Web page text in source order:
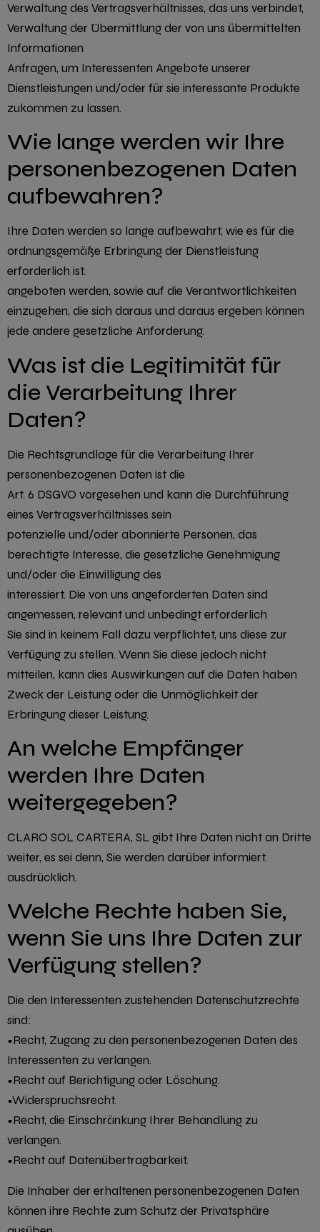
Verwaltung des Vertragsverhältnisses, das uns verbindet,
Verwaltung der Übermittlung der von uns übermittelten
Informationen
Anfragen, um Interessenten Angebote unserer
Dienstleistungen und/oder für sie interessante Produkte
zukommen zu lassen.
Wie lange werden wir Ihre
personenbezogenen Daten
aufbewahren?
Ihre Daten werden so lange aufbewahrt, wie es für die
ordnungsgemäße Erbringung der Dienstleistung
erforderlich ist.
angeboten werden, sowie auf die Verantwortlichkeiten
einzugehen, die sich daraus und daraus ergeben können
jede andere gesetzliche Anforderung.
Was ist die Legitimität für
die Verarbeitung Ihrer
Daten?
Die Rechtsgrundlage für die Verarbeitung Ihrer
personenbezogenen Daten ist die
Art. 6 DSGVO vorgesehen und kann die Durchführung
eines Vertragsverhältnisses sein
potenzielle und/oder abonnierte Personen, das
berechtigte Interesse, die gesetzliche Genehmigung
und/oder die Einwilligung des
interessiert. Die von uns angeforderten Daten sind
angemessen, relevant und unbedingt erforderlich
Sie sind in keinem Fall dazu verpflichtet, uns diese zur
Verfügung zu stellen. Wenn Sie diese jedoch nicht
mitteilen, kann dies Auswirkungen auf die Daten haben
Zweck der Leistung oder die Unmöglichkeit der
Erbringung dieser Leistung.
An welche Empfänger
werden Ihre Daten
weitergegeben?
CLARO SOL CARTERA, SL gibt Ihre Daten nicht an Dritte
weiter, es sei denn, Sie werden darüber informiert.
ausdrücklich.
Welche Rechte haben Sie,
wenn Sie uns Ihre Daten zur
Verfügung stellen?
Die den Interessenten zustehenden Datenschutzrechte
sind:
•Recht, Zugang zu den personenbezogenen Daten des
Interessenten zu verlangen.
•Recht auf Berichtigung oder Löschung.
•Widerspruchsrecht.
•Recht, die Einschränkung Ihrer Behandlung zu
verlangen.
•Recht auf Datenübertragbarkeit.
Die Inhaber der erhaltenen personenbezogenen Daten
können ihre Rechte zum Schutz der Privatsphäre